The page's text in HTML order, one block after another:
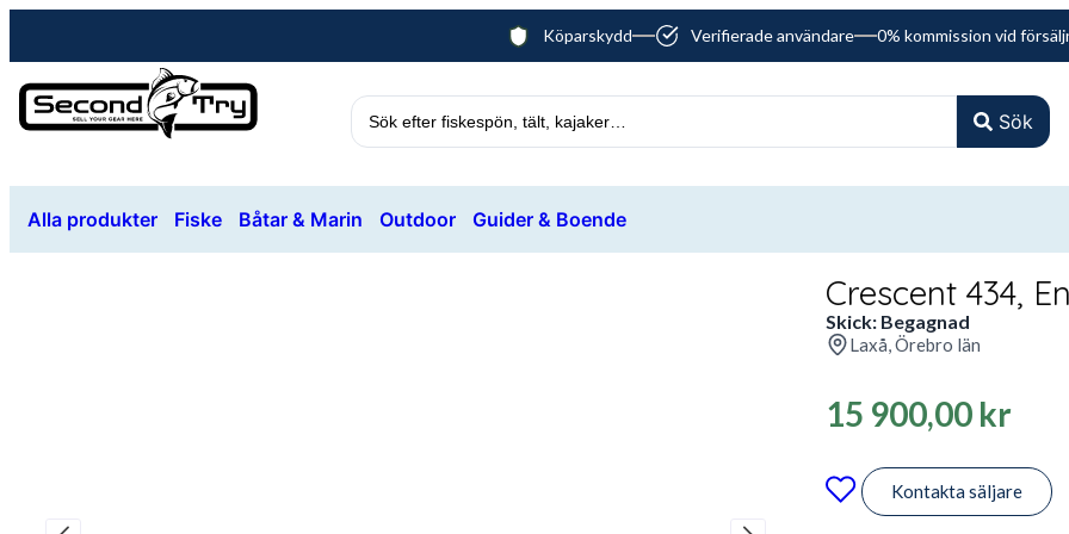
Köparskydd Verifierade användare 0% kommission vid
Sök
Alla produkter Fiske Båtar & Marin Outdoor Guider & Boende
Crescent 434,
Skick: Begagnad
Laxå, Örebro län
15 900,00 kr
Kontakta säljare